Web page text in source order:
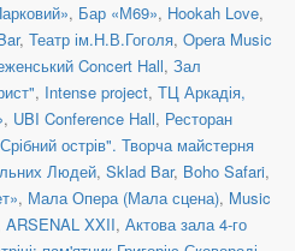
, Бар «М69», Hookah Love,
, Театр ім.Н.В.Гоголя, Opera Music
Concert Hall, Зал
, Intense project, ТЦ Аркадія,
, UBI Conference Hall, Ресторан
острів". Творча майстерня
Людей, Sklad Bar, Boho Safari,
, Мала Опера (Мала сцена), Music
ARSENAL XXII, Актова зала 4-го